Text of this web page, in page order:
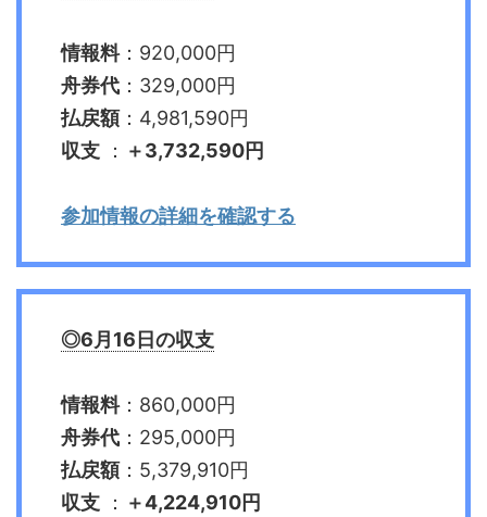
情報料：920,000円
舟券代 ：329,000円
払戻額：4,981,590円
収支 ： ＋3,732,590円
参加情報の詳細を確認する
◎6月16日の収支
情報料：860,000円
舟券代 ：295,000円
払戻額：5,379,910円
収支 ： ＋4,224,910円